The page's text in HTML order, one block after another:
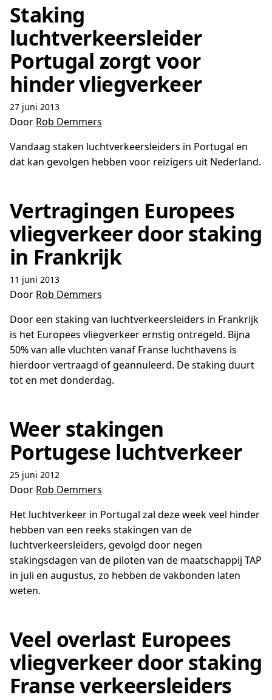
Staking
luchtverkeersleider
Portugal zorgt voor
hinder vliegverkeer
27 juni 2013
Door Rob Demmers
Vandaag staken luchtverkeersleiders in Portugal en
dat kan gevolgen hebben voor reizigers uit Nederland.
Vertragingen Europees
vliegverkeer door staking
in Frankrijk
11 juni 2013
Door Rob Demmers
Door een staking van luchtverkeersleiders in Frankrijk
is het Europees vliegverkeer ernstig ontregeld. Bijna
50% van alle vluchten vanaf Franse luchthavens is
hierdoor vertraagd of geannuleerd. De staking duurt
tot en met donderdag.
Weer stakingen
Portugese luchtverkeer
25 juni 2012
Door Rob Demmers
Het luchtverkeer in Portugal zal deze week veel hinder
hebben van een reeks stakingen van de
luchtverkeersleiders, gevolgd door negen
stakingsdagen van de piloten van de maatschappij TAP
in juli en augustus, zo hebben de vakbonden laten
weten.
Veel overlast Europees
vliegverkeer door staking
Franse verkeersleiders